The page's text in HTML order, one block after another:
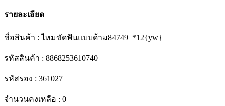
รายละเอียด
ชื่อสินค้า : ไหมขัดฟันแบบด้าม84749_*12{yw}
รหัสสินค้า : 8868253610740
รหัสรอง : 361027
จำนวนคงเหลือ : 0